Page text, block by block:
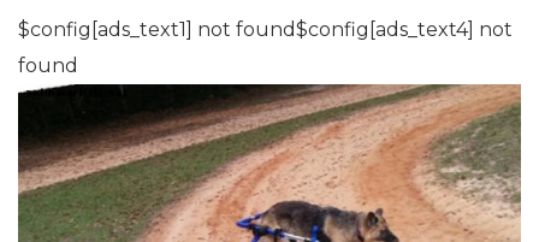
$config[ads_text1] not found$config[ads_text4] not
found